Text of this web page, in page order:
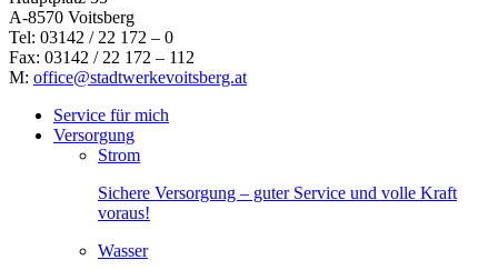
A-8570 Voitsberg
Tel: 03142 / 22 172 – 0
Fax: 03142 / 22 172 – 112
M: office@stadtwerkevoitsberg.at
Service für mich
Versorgung
Strom
Sichere Versorgung – guter Service und volle Kraft
voraus!
Wasser